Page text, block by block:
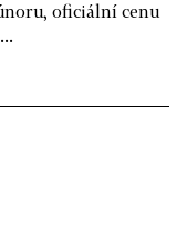
oficiální cenu